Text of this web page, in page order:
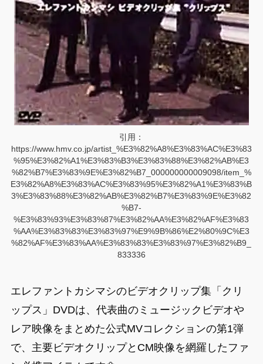
引用：
https://www.hmv.co.jp/artist_%E3%82%A8%E3%83%AC%E3%83
%95%E3%82%A1%E3%83%B3%E3%83%88%E3%82%AB%E3
%82%B7%E3%83%9E%E3%82%B7_000000000009098/item_%
E3%82%A8%E3%83%AC%E3%83%95%E3%82%A1%E3%83%B
3%E3%83%88%E3%82%AB%E3%82%B7%E3%83%9E%E3%82
%B7-
%E3%83%93%E3%83%87%E3%82%AA%E3%82%AF%E3%83
%AA%E3%83%83%E3%83%97%E9%9B%86%E2%80%9C%E3
%82%AF%E3%83%AA%E3%83%83%E3%83%97%E3%82%B9_
833336
エレファントカシマシのビデオクリップ集「クリ
ップス」DVDは、代表曲のミュージックビデオや
レア映像をまとめた公式MVコレクションの第1弾
で、主要ビデオクリップとCM映像を網羅したファ